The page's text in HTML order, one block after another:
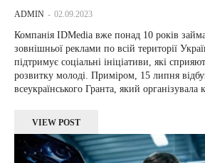
ADMIN - 02.09.2023
Компанія IDMedia вже понад 10 років
зовнішньої реклами по всій території
підтримує соціальні ініціативи, які
розвитку молоді. Приміром, 15 липня
всеукраїнського Гранта, який організувала
VIEW POST